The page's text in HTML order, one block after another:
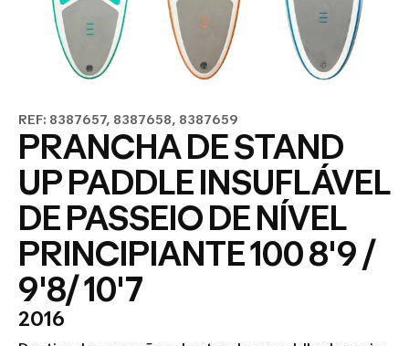
REF: 8387657, 8387658, 8387659
PRANCHA DE STAND
UP PADDLE INSUFLÁVEL
DE PASSEIO DE NÍVEL
PRINCIPIANTE 100 8'9 /
9'8/ 10'7
2016